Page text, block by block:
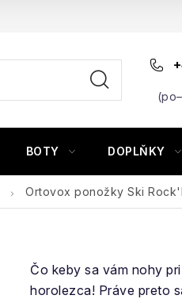
BOTY DOPLŇKY
Ortovox ponožky Ski
Čo keby sa vám nohy
horolezca! Práve preto